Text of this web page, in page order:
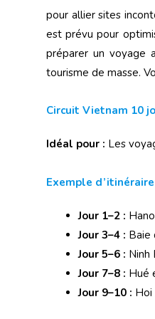
pour allier sites
est prévu pour
préparer un voyage
tourisme de masse.
Circuit Vietnam 10
Idéal pour : Les
Exemple
Jour 1–2 :
Jour 3–4 : Baie
Jour 5–6 : Ninh
Jour 7–8 : Hué
Jour 9–10 : Hoi